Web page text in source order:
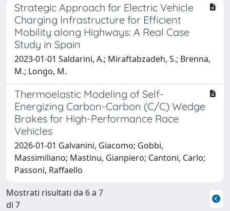
Strategic Approach for Electric Vehicle
Charging Infrastructure for Efficient
Mobility along Highways: A Real Case
Study in Spain
2023-01-01 Saldarini, A.; Miraftabzadeh, S.; Brenna,
M.; Longo, M.
Thermoelastic Modeling of Self-
Energizing Carbon-Carbon (C/C) Wedge
Brakes for High-Performance Race
Vehicles
2026-01-01 Galvanini, Giacomo; Gobbi,
Massimiliano; Mastinu, Gianpiero; Cantoni, Carlo;
Passoni, Raffaello
Mostrati risultati da 6 a 7
di 7